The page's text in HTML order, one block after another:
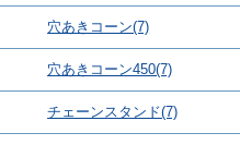
穴あきコーン(7)
穴あきコーン450(7)
チェーンスタンド(7)